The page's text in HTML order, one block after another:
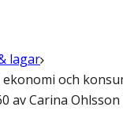
lagar
och
av Carina Ohlsson